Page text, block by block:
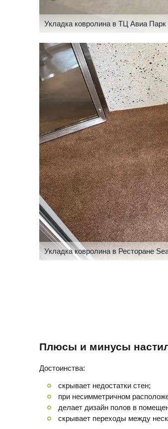
Укладка ковролина в ТЦ Авиа Парк
Укладка ковролина в Ресторане
Плюсы и минусы
Достоинства:
скрывает недостатки стен;
при несимметричном
делает дизайн полов в
скрывает переходы между